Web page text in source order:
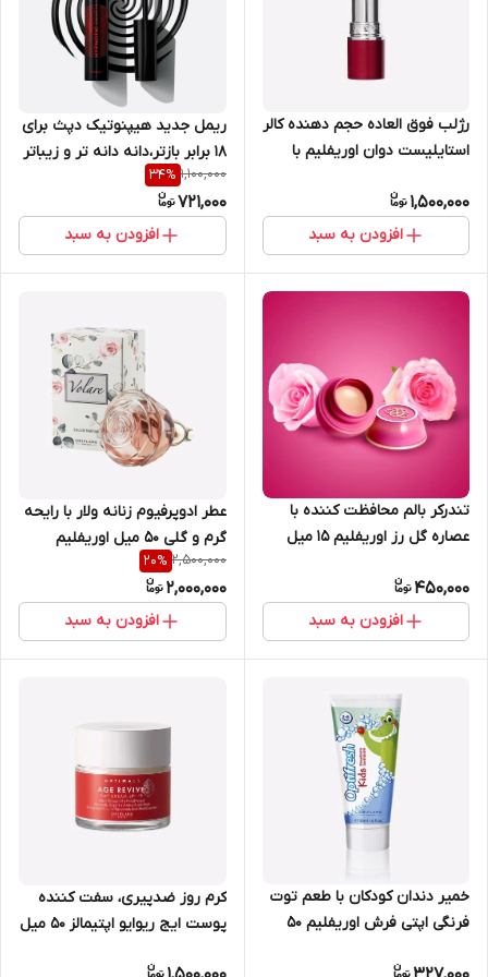
رژلب فوق العاده حجم دهنده کالر
استایلیست دوان اوریفلیم با
1,500,000
افزودن به سبد
ریمل جدید هیپنوتیک دپث برای
۱۸ برابر بازتر،دانه دانه تر و زیباتر
اوریفلیم 42123
1,100,000
34%
721,000
افزودن به سبد
تندرکر بالم محافظت کننده با
عصاره گل رز اوریفلیم 15 میل
450,000
افزودن به سبد
عطر ادوپرفیوم زنانه ولار با رایحه
گرم و گلی 50 میل اوریفلیم
42514
2,500,000
20%
2,000,000
افزودن به سبد
خمیر دندان کودکان با طعم توت
فرنگی اپتی فرش اوریفلیم 50
کرم روز ضدپیری، سفت کننده
پوست ایج ریوایو اپتیمالز 50 میل